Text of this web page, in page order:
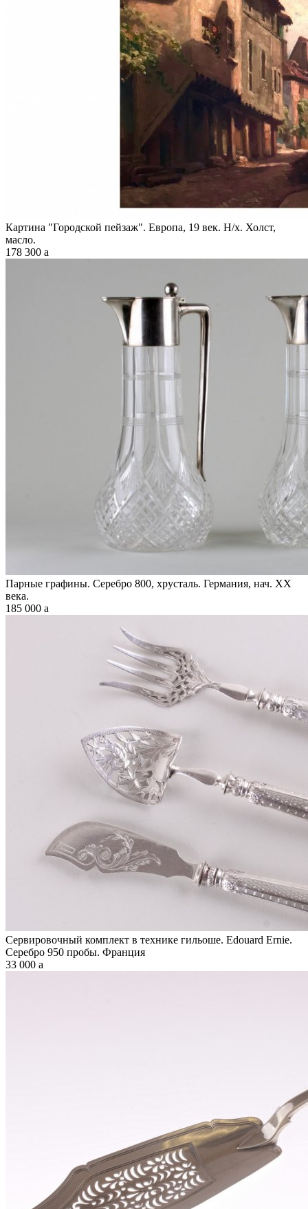
Картина "Городской пейзаж". Европа, 19 век. Н/х. Холст,
масло.
178 300 a
Парные графины. Серебро 800, хрусталь. Германия, нач. XX
века.
185 000 a
Сервировочный комплект в технике гильоше. Edouard Ernie.
Серебро 950 пробы. Франция
33 000 a